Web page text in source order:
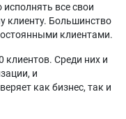
все свои
клиенту. Большинство
клиентами.
Среди них и
и
как бизнес, так и